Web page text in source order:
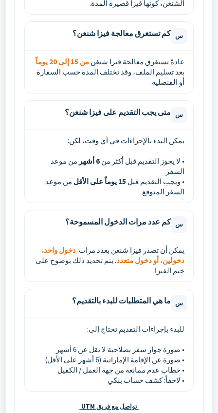
الشنغن، كونها فيزا قصيرة المدة.
س كم تستغرق معالجة فيزا شنغن؟
عادةً تستغرق معالجة فيزا شنغن من 15 إلى 20 يوماً
بعد تسليم الملف، وقد تختلف المدة حسب السفارة
أو القنصلية.
س متى يجب التقديم على فيزا شنغن؟
يمكن البدء بالإجراءات في أي وقت، لكن:
• لا يجوز التقديم قبل أكثر من 6 أشهر
من موعد
السفر
• ويجب التقديم قبل 15 يوماً على الأقل
من موعد
السفر المتوقع
س كم عدد مرات الدخول المسموحة؟
يمكن أن تصدر فيزا شنغن بعدد مرات:دخول واحد،
دخولين، أو دخول متعدد. يتم تحديد ذلك بوضوح على
ختم الفيزا.
س ما هي المتطلبات للبدء بالتقديم؟
للبدء بإجراءات التقديم تحتاج إلى:
• صورة جواز سفر بصلاحية لا تقل عن 6 أشهر
• صورة عن الإقامة الإماراتية (6 أشهر على الأقل)
• خطاب عدم ممانعة من جهة العمل / الكفيل
• لاحقاً: كشف حساب بنكي
تواصل مع فريق UTM